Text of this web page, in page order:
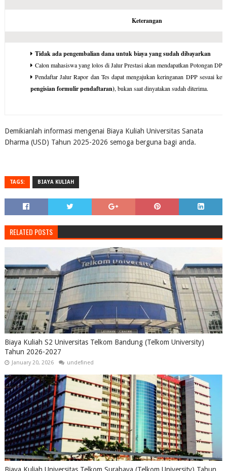
Keterangan
Tidak ada pengembalian dana untuk biaya yang sudah dibayarkan
Calon mahasiswa yang lolos di Jalur Prestasi akan mendapatkan Potongan
Pendaftar Jalur Rapor dan Tes dapat mengajukan keringanan DPP sesuai
pengisian formulir pendaftaran), bukan saat dinyatakan sudah diterima.
Demikianlah informasi mengenai Biaya Kuliah Universitas Sanata
Dharma (USD) Tahun 2025-2026 semoga berguna bagi anda.
TAGS: BIAYA KULIAH
RELATED POSTS
Biaya Kuliah S2 Universitas Telkom Bandung (Telkom University)
Tahun 2026-2027
January 20, 2026 undefined